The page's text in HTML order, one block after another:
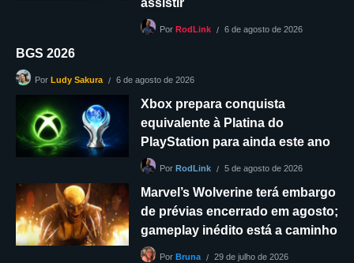
assistir
Por RodLink 6 de agosto de 2026
BGS 2026
Por Ludy Sakura 6 de agosto de 2026
Xbox prepara conquista
equivalente à Platina do
PlayStation para ainda este ano
Por RodLink 5 de agosto de 2026
Marvel’s Wolverine terá embargo
de prévias encerrado em agosto;
gameplay inédito está a caminho
Por Bruna 29 de julho de 2026